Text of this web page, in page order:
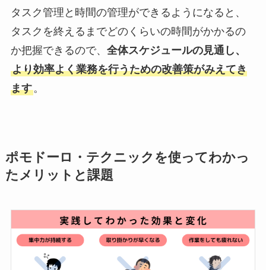
タスク管理と時間の管理ができるようになると、
タスクを終えるまでどのくらいの時間がかかるの
か把握できるので、 全体スケジュールの見通し、
より効率よく業務を行うための改善策がみえてき
ます。
ポモドーロ・テクニックを使ってわかっ
たメリットと課題